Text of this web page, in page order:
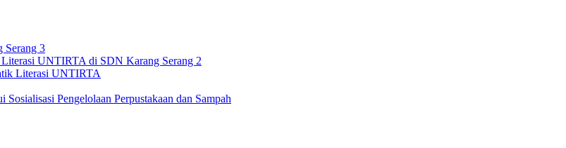
Serang 3
UNTIRTA di SDN Karang Serang 2
Literasi UNTIRTA
Pengelolaan Perpustakaan dan Sampah